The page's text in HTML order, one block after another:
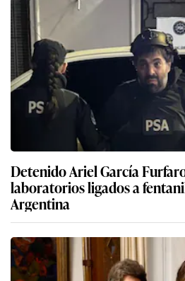
Detenido Ariel García
laboratorios ligados a
Argentina